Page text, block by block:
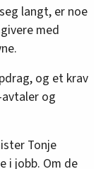
langt, er noe
med
og et krav
og
Tonje
i jobb. Om de